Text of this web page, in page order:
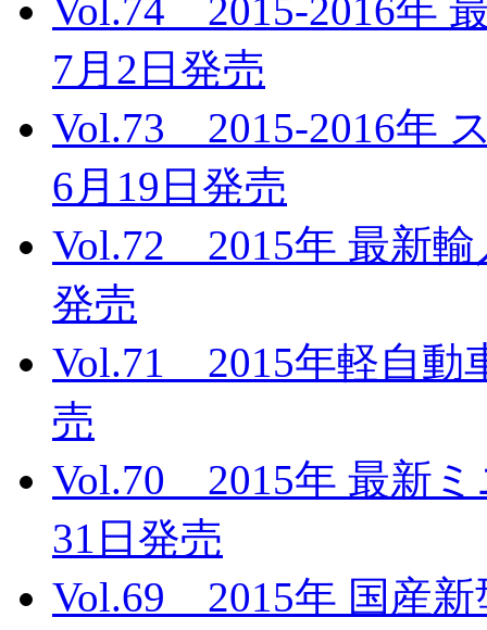
Vol.74 2015-2016年
7月2日発売
Vol.73 2015-2016年
6月19日発売
Vol.72 2015年 最新
発売
Vol.71 2015年軽自動
売
Vol.70 2015年 最新
31日発売
Vol.69 2015年 国産